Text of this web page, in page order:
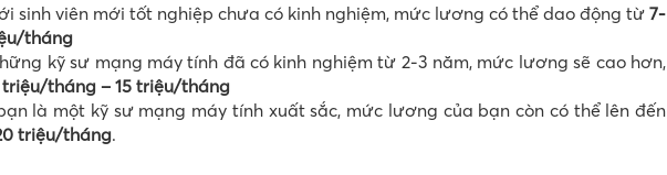
sinh viên mới tốt nghiệp chưa có kinh nghiệm, mức lương có thể dao động từ7-
tháng
kỹ sư mạng máy tính đã có kinh nghiệm từ 2-3 năm, mức lương sẽ cao hơn,
triệu/tháng – 15 triệu/tháng
là một kỹ sư mạng máy tính xuất sắc, mức lương của bạn còn có thể lên đến
triệu/tháng.